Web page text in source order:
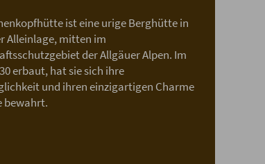
ist eine urige Berghütte in
Alleinlage, mitten im
der Allgäuer Alpen. Im
erbaut, hat sie sich ihre
und ihren einzigartigen Charme
bewahrt.